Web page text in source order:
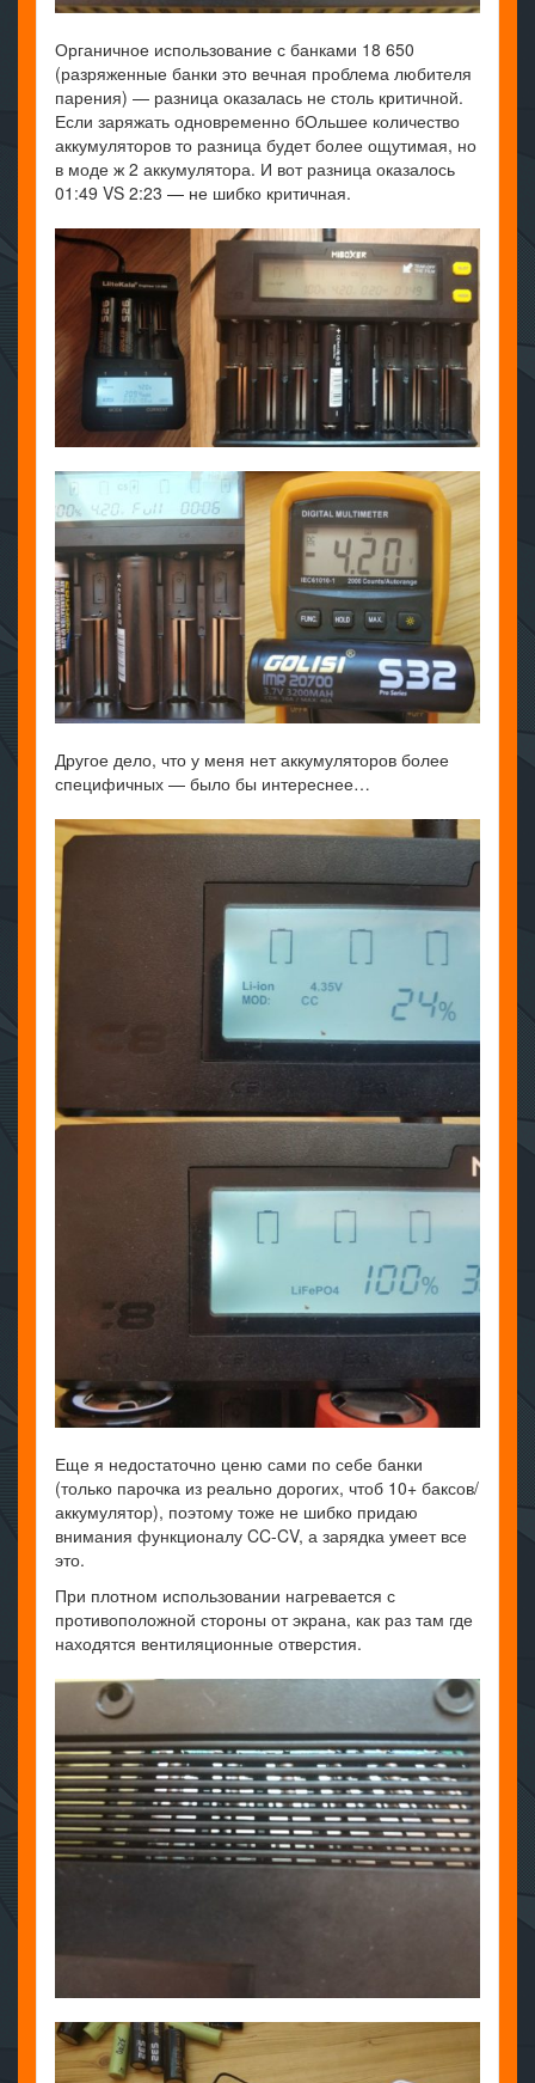
Органичное использование с банками 18 650
(разряженные банки это вечная проблема любителя
парения) — разница оказалась не столь критичной.
Если заряжать одновременно бОльшее количество
аккумуляторов то разница будет более ощутимая, но
в моде ж 2 аккумулятора. И вот разница оказалось
01:49 VS 2:23 — не шибко критичная.
Другое дело, что у меня нет аккумуляторов более
специфичных — было бы интереснее…
Еще я недостаточно ценю сами по себе банки
(только парочка из реально дорогих, чтоб 10+ баксов/
аккумулятор), поэтому тоже не шибко придаю
внимания функционалу CC-CV, а зарядка умеет все
это.
При плотном использовании нагревается с
противоположной стороны от экрана, как раз там где
находятся вентиляционные отверстия.